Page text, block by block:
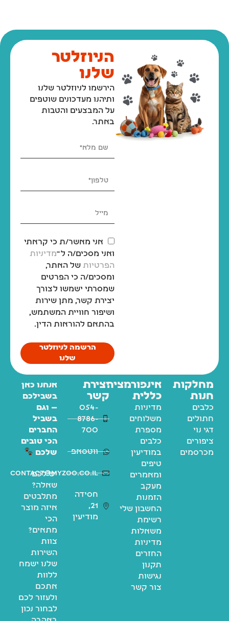
הניוזלטר
שלנו
הירשמו לניוזלטר שלנו
ותיהנו מעדכונים שוטפים
על המבצעים והטבות
באתר.
אני מאשר/ת כי קראתי
ואני מסכים/ה ל־מדיניות
הפרטיות של האתר,
ומסכים/ה כי הפרטים
שמסרתי ישמשו לצורך
יצירת קשר, מתן שירות
ושיפור חוויית המשתמש,
בהתאם להוראות הדין.
הרשמה לניוזלטר
שלנו
מחלקות
חנות
כלבים
חתולים
דגי נוי
ציפורים
מכרסמים
אינפורמציה
כללית
מדיניות
משלוחים
מספרת
כלבים
במודיעין
טיפים
ומאמרים
מעקב
הזמנות
החשבון שלי
רשימת
משאלות
מדיניות
החזרים
תקנון
נגישות
צור קשר
יצירת
קשר
054-
8786-
700
ווטסאפ
contact@myzoo.co.il
חסידה
21,
מודיעין
אנחנו כאן
בשבילכם
— וגם
בשביל
החברים
הכי טובים
שלכם
יש לכם
שאלה?
מתלבטים
איזה מוצר
הכי
מתאים?
צוות
השירות
שלנו ישמח
ללוות
אתכם
ולעזור לכם
לבחור נכון